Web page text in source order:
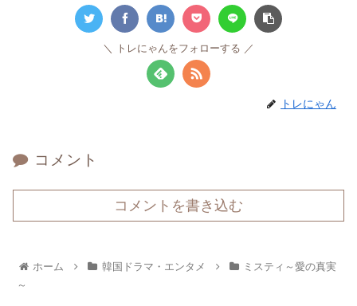
トレにゃんをフォローする
トレにゃん
コメント
コメントを書き込む
ホーム 韓国ドラマ・エンタメ
ミスティ～愛の真実
～